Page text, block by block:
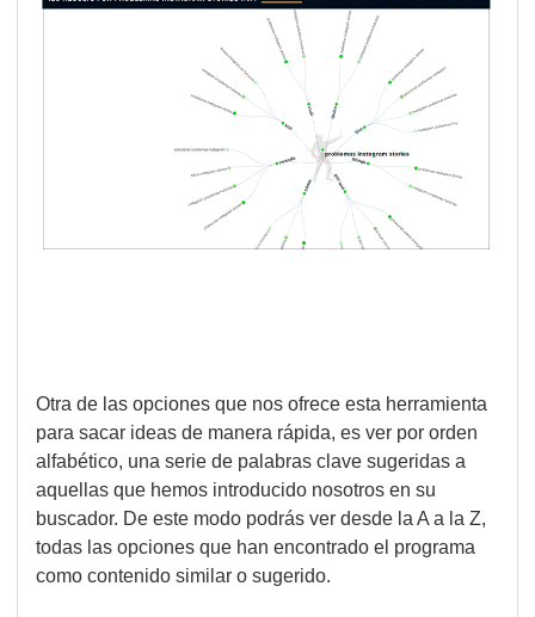
Otra de las opciones que nos ofrece esta herramienta
para sacar ideas de manera rápida, es ver por orden
alfabético, una serie de palabras clave sugeridas a
aquellas que hemos introducido nosotros en su
buscador. De este modo podrás ver desde la A a la Z,
todas las opciones que han encontrado el programa
como contenido similar o sugerido.